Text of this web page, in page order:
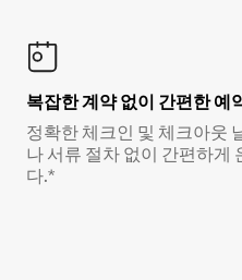
복잡한 계약 없이 간편한 예
정확한 체크인 및 체크아웃
나 서류 절차 없이 간편하게
다.*